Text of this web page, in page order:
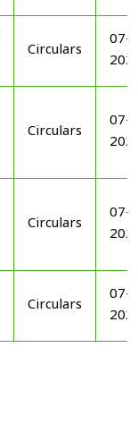
Circulars
07-
Circulars
07-
Circulars
07-
Circulars
07-